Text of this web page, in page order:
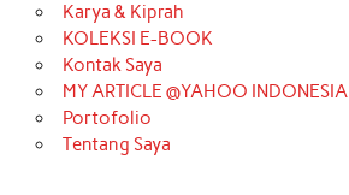
Karya & Kiprah
KOLEKSI E-BOOK
Kontak Saya
MY ARTICLE @YAHOO INDONESIA
Portofolio
Tentang Saya